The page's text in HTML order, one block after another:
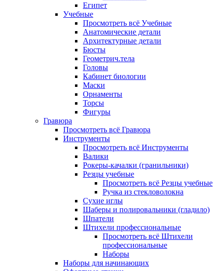
Египет
Учебные
Просмотреть всё Учебные
Анатомические детали
Архитектурные детали
Бюсты
Геометрич.тела
Головы
Кабинет биологии
Маски
Орнаменты
Торсы
Фигуры
Гравюра
Просмотреть всё Гравюра
Инструменты
Просмотреть всё Инструменты
Валики
Рокеры-качалки (гранильники)
Резцы учебные
Просмотреть всё Резцы учебные
Ручка из стекловолокна
Сухие иглы
Шаберы и полировальники (гладило)
Шпатели
Штихели профессиональные
Просмотреть всё Штихели
профессиональные
Наборы
Наборы для начинающих